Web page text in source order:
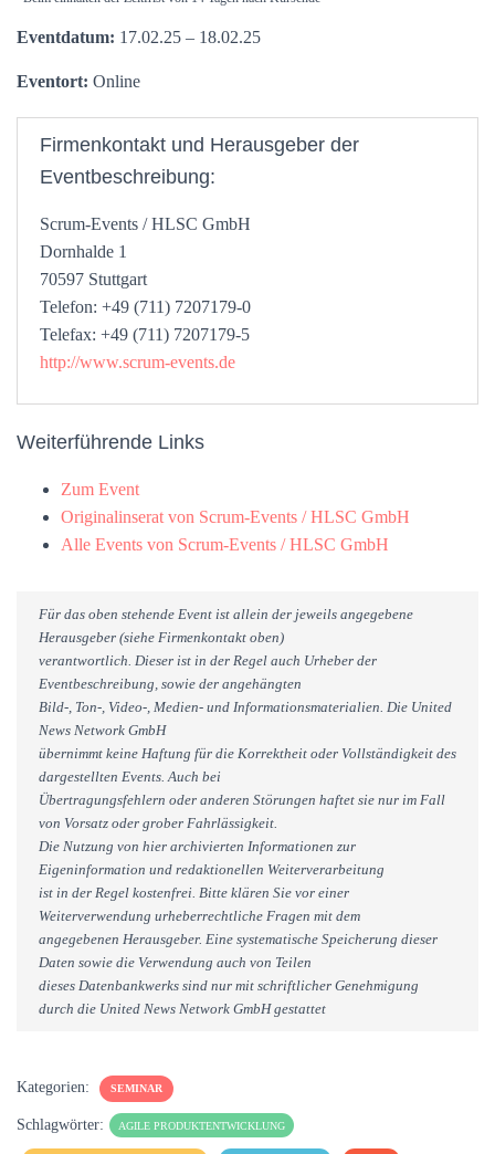
Eventdatum: 17.02.25 – 18.02.25
Eventort: Online
Firmenkontakt und Herausgeber der
Eventbeschreibung:
Scrum-Events / HLSC GmbH
Dornhalde 1
70597 Stuttgart
Telefon: +49 (711) 7207179-0
Telefax: +49 (711) 7207179-5
http://www.scrum-events.de
Weiterführende Links
Zum Event
Originalinserat von Scrum-Events / HLSC GmbH
Alle Events von Scrum-Events / HLSC GmbH
Für das oben stehende Event ist allein der jeweils angegebene
Herausgeber (siehe Firmenkontakt oben)
verantwortlich. Dieser ist in der Regel auch Urheber der
Eventbeschreibung, sowie der angehängten
Bild-, Ton-, Video-, Medien- und Informationsmaterialien. Die United
News Network GmbH
übernimmt keine Haftung für die Korrektheit oder Vollständigkeit des
dargestellten Events. Auch bei
Übertragungsfehlern oder anderen Störungen haftet sie nur im Fall
von Vorsatz oder grober Fahrlässigkeit.
Die Nutzung von hier archivierten Informationen zur
Eigeninformation und redaktionellen Weiterverarbeitung
ist in der Regel kostenfrei. Bitte klären Sie vor einer
Weiterverwendung urheberrechtliche Fragen mit dem
angegebenen Herausgeber. Eine systematische Speicherung dieser
Daten sowie die Verwendung auch von Teilen
dieses Datenbankwerks sind nur mit schriftlicher Genehmigung
durch die United News Network GmbH gestattet
Kategorien: SEMINAR
Schlagwörter: AGILE PRODUKTENTWICKLUNG